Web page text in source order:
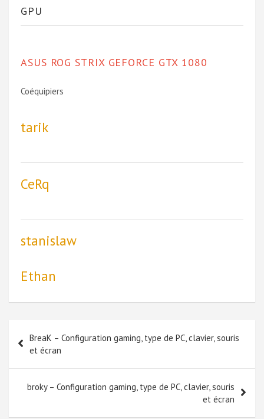
GPU
ASUS ROG STRIX GEFORCE GTX 1080
Coéquipiers
tarik
CeRq
stanislaw
Ethan
de
l’article
BreaK – Configuration gaming, type de PC, clavier, souris
et écran
broky – Configuration gaming, type de PC, clavier, souris
et écran